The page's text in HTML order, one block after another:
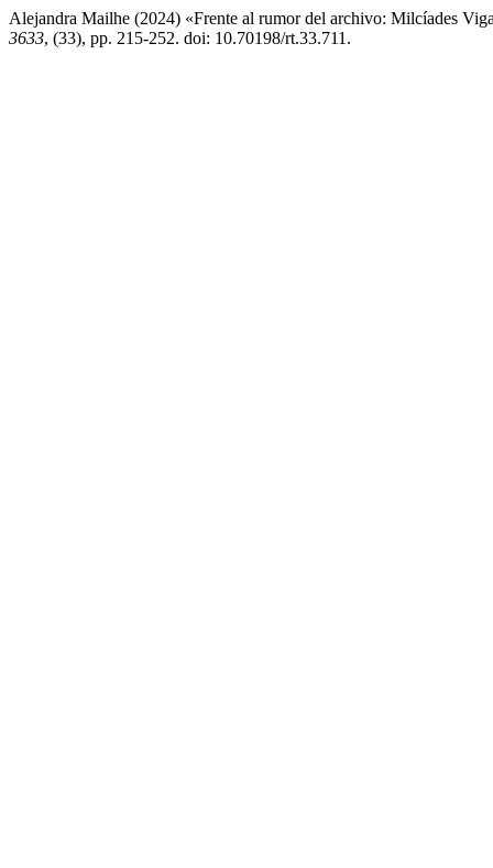
Alejandra Mailhe (2024) «Frente al rumor del archivo: Milcíades
3633, (33), pp. 215-252. doi: 10.70198/rt.33.711.